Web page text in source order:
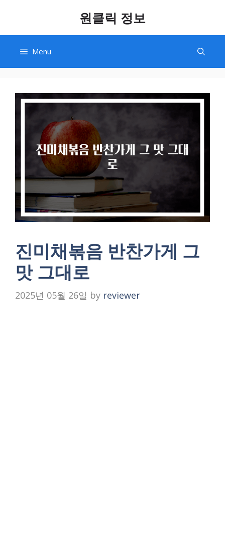
content
원클릭 정보
Menu
진미채볶음 반찬가게 그
맛 그대로
2025년 05월 26일 by reviewer